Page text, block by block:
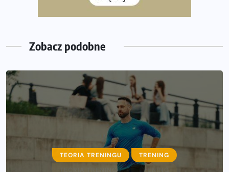
Już w ten weekend! Przed nami Nocny Portowy Maraton
i Półmaraton Szczeciński. Wszystko, co warto wiedzieć
Zobacz podobne
TEORIA TRENINGU TRENING